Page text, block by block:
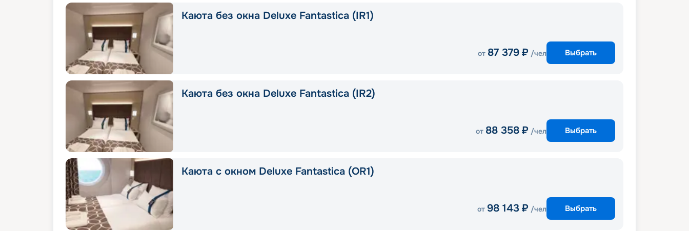
Каюта без окна Deluxe Fantastica (IR1)
от 87 379 ₽ /чел Выбрать
Каюта без окна Deluxe Fantastica (IR2)
от 88 358 ₽ /чел Выбрать
Каюта с окном Deluxe Fantastica (OR1)
от 98 143 ₽ /чел Выбрать